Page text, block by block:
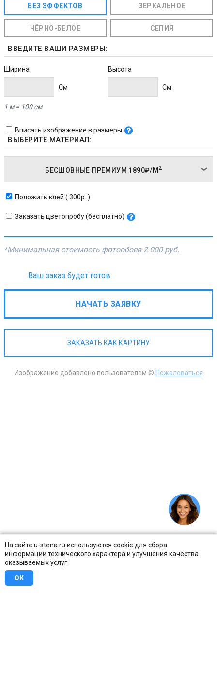
На сайте u-stena.ru используются cookie для сбора
информации технического характера и улучшения качества
оказываемых услуг.
ОК
БЕЗ ЭФФЕКТОВ ЗЕРКАЛЬНОЕ
ЧЁРНО-БЕЛОЕ СЕПИЯ
ВВЕДИТЕ ВАШИ РАЗМЕРЫ:
Ширина
Cм
Высота
Cм
1 м = 100 см
Вписать изображение в размеры
ВЫБЕРИТЕ МАТЕРИАЛ:
БЕСШОВНЫЕ ПРЕМИУМ 1890₽/М 2
Положить клей ( 300р. )
Заказать цветопробу (бесплатно)
*Минимальная стоимость фотообоев 2 000 руб.
Ваш заказ будет готов
НАЧАТЬ ЗАЯВКУ
ЗАКАЗАТЬ КАК КАРТИНУ
Изображение добавлено пользователем © Пожаловаться